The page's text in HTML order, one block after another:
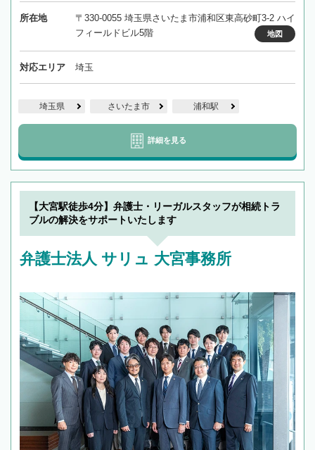
所在地
〒330-0055 埼玉県さいたま市浦和区東高砂町3-2 ハイ
フィールドビル5階
地図
対応エリア 埼玉
埼玉県 さいたま市 浦和駅
詳細を見る
【大宮駅徒歩4分】弁護士・リーガルスタッフが相続トラ
ブルの解決をサポートいたします
弁護士法人 サリュ 大宮事務所